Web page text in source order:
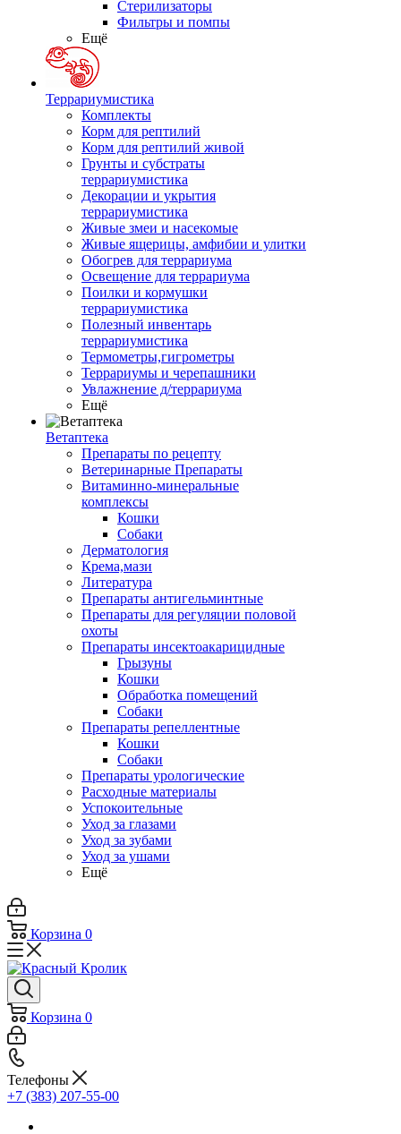
Стерилизаторы
Фильтры и помпы
Ещё
Террариумистика
Комплекты
Корм для рептилий
Корм для рептилий живой
Грунты и субстраты
террариумистика
Декорации и укрытия
террариумистика
Живые змеи и насекомые
Живые ящерицы, амфибии и улитки
Обогрев для террариума
Освещение для террариума
Поилки и кормушки
террариумистика
Полезный инвентарь
террариумистика
Термометры,гигрометры
Террариумы и черепашники
Увлажнение д/террариума
Ещё
Ветаптека
Препараты по рецепту
Ветеринарные Препараты
Витаминно-минеральные
комплексы
Кошки
Собаки
Дерматология
Крема,мази
Литература
Препараты антигельминтные
Препараты для регуляции половой
охоты
Препараты инсектоакарицидные
Грызуны
Кошки
Обработка помещений
Собаки
Препараты репеллентные
Кошки
Собаки
Препараты урологические
Расходные материалы
Успокоительные
Уход за глазами
Уход за зубами
Уход за ушами
Ещё
Корзина 0
Корзина 0
Телефоны
+7 (383) 207-55-00